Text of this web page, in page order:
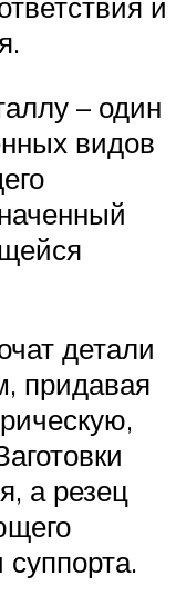
– один
видов
детали
придавая
а резец